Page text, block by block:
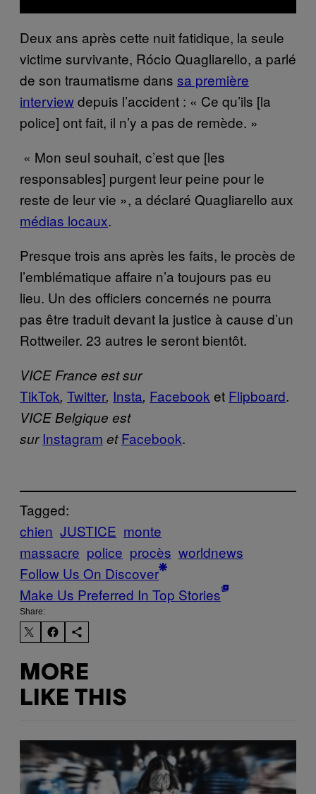
Deux ans après cette nuit fatidique, la seule
victime survivante, Rócio Quagliarello, a parlé
de son traumatisme dans sa première
interviewdepuis l’accident : « Ce qu’ils [la
police] ont fait, il n’y a pas de remède. »
« Mon seul souhait, c’est que [les
responsables] purgent leur peine pour le
reste de leur vie », a déclaré Quagliarello aux
médias locaux.
Presque trois ans après les faits, le procès de
l’emblématique affaire n’a toujours pas eu
lieu. Un des officiers concernés ne pourra
pas être traduit devant la justice à cause d’un
Rottweiler. 23 autres le seront bientôt.
VICE France est sur
TikTok, Twitter, Insta, Facebook et Flipboard.
VICE Belgique est
sur Instagram et Facebook.
Tagged:
chien JUSTICE monte
massacre police procès worldnews
Follow Us On Discover
Make Us Preferred In Top Stories
Share:
MORE
LIKE THIS